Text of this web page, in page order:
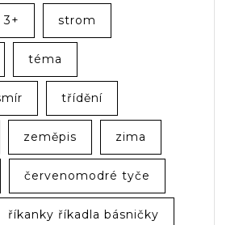
strom
téma
třídění
zeměpis zima
červenomodré tyče
říkanky říkadla básničky